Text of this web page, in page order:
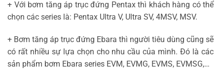
+ Với bơm tăng áp trục đứng Pentax thì khách hàng có thể
chọn các series là: Pentax Ultra V, Ultra SV, 4MSV, MSV.
+ Bơm tăng áp trục đứng Ebara thì người tiêu dùng cũng sẽ
có rất nhiều sự lựa chọn cho nhu cầu của mình. Đó là các
sản phẩm bơm Ebara series EVM, EVMG, EVMS, EVMSG,…